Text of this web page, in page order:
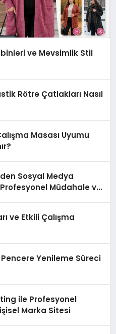
ve Mevsimlik Stil
Rötre Çatlakları Nasıl
Masası Uyumu
Sosyal Medya
Müdahale ve
ve Etkili Çalışma
Yenileme Süreci
ile Profesyonel
Marka Sitesi